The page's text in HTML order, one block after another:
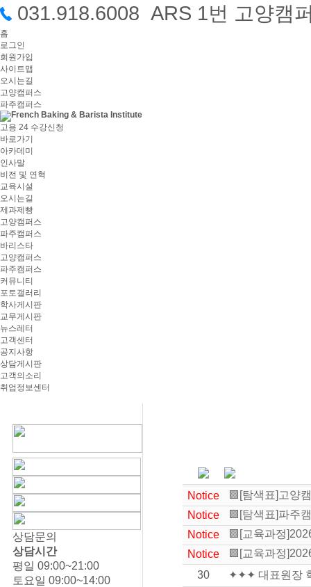
031.918.6008 ARS 1번 고양캠
홈
로그인
회원가입
사이트맵
오시는길
고양캠퍼스
파주캠퍼스
고용 24 수강신청
바로가기
아카데미
인사말
비전 및 연혁
교육시설
오시는길
제과제빵
고양캠퍼스
파주캠퍼스
바리스타
고양캠퍼스
파주캠퍼스
커뮤니티
포토갤러리
학사게시판
교무게시판
뉴스레터
고객센터
공지사항
상담게시판
고객의소리
취업정보센터
상담문의
상담시간
평일 09:00~21:00
토요일 09:00~14:00
Notice
🟪[탐색표]고양
Notice
🟪[탐색표]파주
Notice
🟪[교육과정
Notice
🟪[교육과정
30
✦✦✦ 대표원장